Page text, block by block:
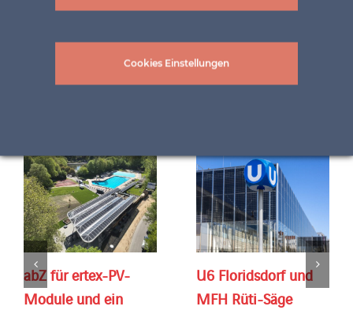
LinkedIn
Twitter
Facebook
WhatsApp
EmailPrint
abZ für ertex-PV-
Module und ein
U6 Floridsdorf und
MFH Rüti-Säge
Cookies Einstellungen